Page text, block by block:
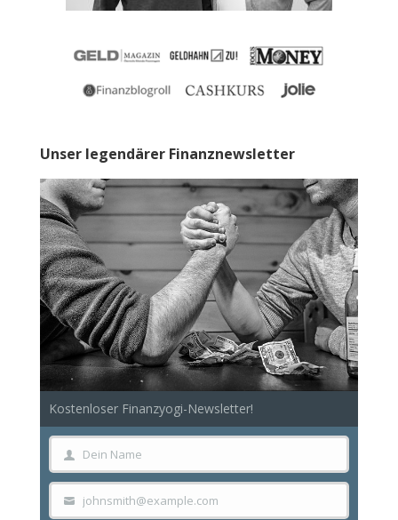
Unser legendärer Finanznewsletter
Kostenloser Finanzyogi-Newsletter!
Dein
Name
Dein Name
Your
johnsmith@example.com